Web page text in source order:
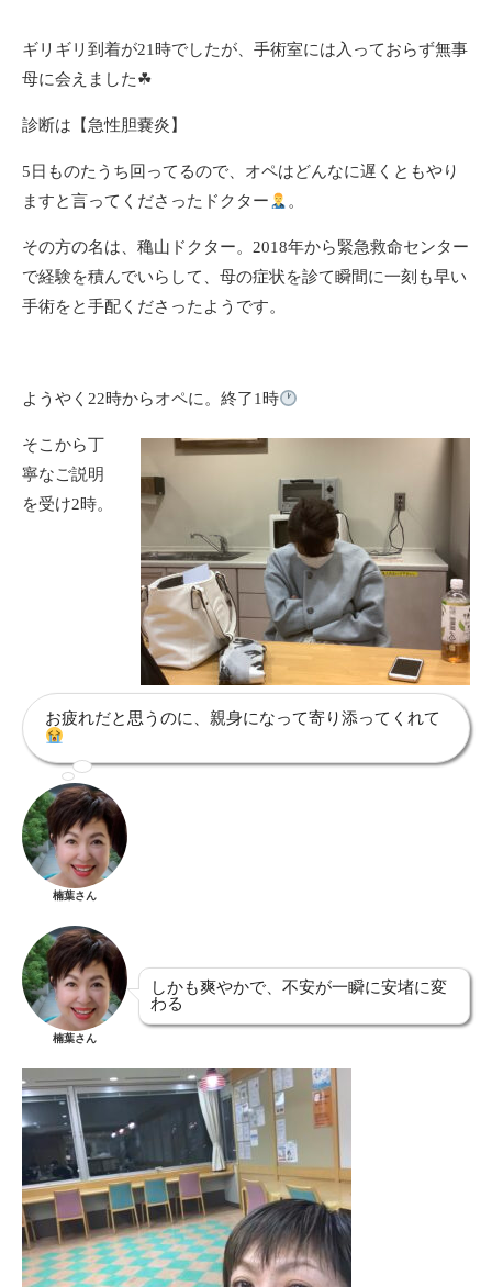
ギリギリ到着が21時でしたが、手術室には入っておらず無事
母に会えました☘
診断は【急性胆嚢炎】
5日ものたうち回ってるので、オペはどんなに遅くともやり
ますと言ってくださったドクター
。
その方の名は、穐山ドクター。2018年から緊急救命センター
で経験を積んでいらして、母の症状を診て瞬間に一刻も早い
手術をと手配くださったようです。
ようやく22時からオペに。終了1時
そこから丁
寧なご説明
を受け2時。
お疲れだと思うのに、親身になって寄り添ってくれて
楠葉さん
楠葉さん
しかも爽やかで、不安が一瞬に安堵に変
わる